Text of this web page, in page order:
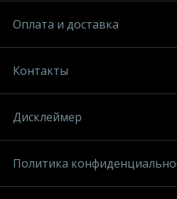
Оплата и доставка
Контакты
Дисклеймер
Политика